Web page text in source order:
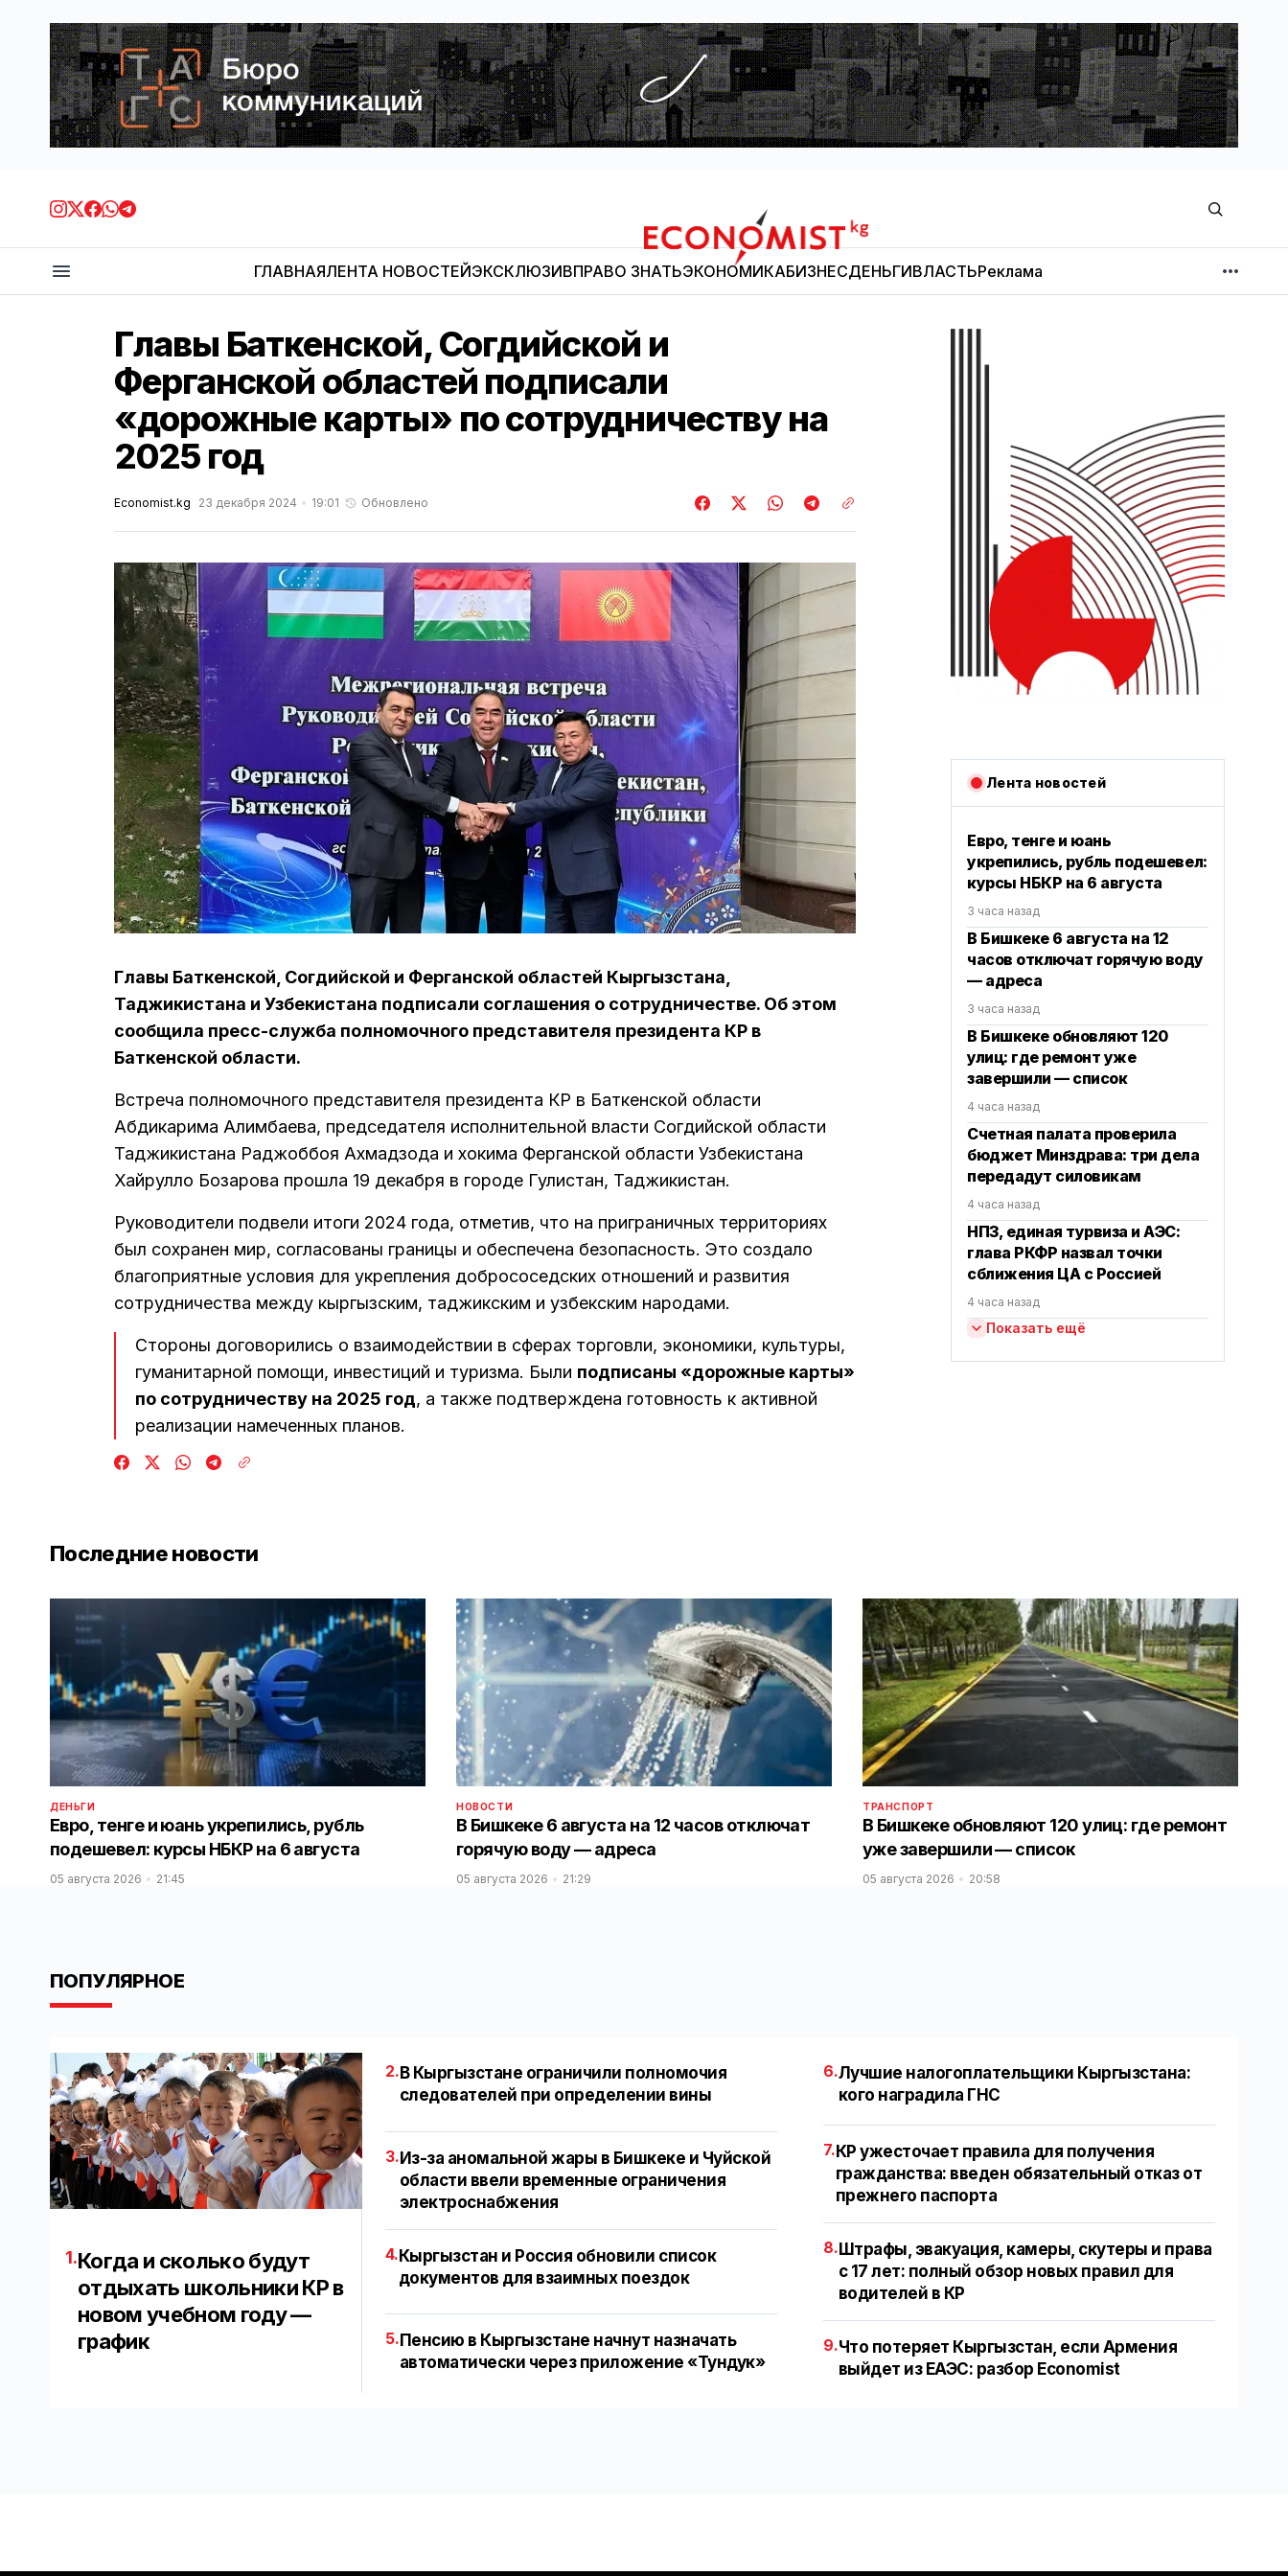
Economist.kg
ГЛАВНАЯЛЕНТА НОВОСТЕЙЭКСКЛЮЗИВПРАВО ЗНАТЬЭКОНОМИКАБИЗНЕСДЕНЬГИВЛАСТЬРеклама
МНЕНИЕ
Главы Баткенской, Согдийской и
Ферганской областей подписали
«дорожные карты» по сотрудничеству на
2025 год
Economist.kg 23 декабря 2024 19:01 Обновлено
Главы Баткенской, Согдийской и Ферганской областей Кыргызстана,
Таджикистана и Узбекистана подписали соглашения о сотрудничестве. Об этом
сообщила пресс-служба полномочного представителя президента КР в
Баткенской области.
Встреча полномочного представителя президента КР в Баткенской области
Абдикарима Алимбаева, председателя исполнительной власти Согдийской области
Таджикистана Раджоббоя Ахмадзода и хокима Ферганской области Узбекистана
Хайрулло Бозарова прошла 19 декабря в городе Гулистан, Таджикистан.
Руководители подвели итоги 2024 года, отметив, что на приграничных территориях
был сохранен мир, согласованы границы и обеспечена безопасность. Это создало
благоприятные условия для укрепления добрососедских отношений и развития
сотрудничества между кыргызским, таджикским и узбекским народами.
Стороны договорились о взаимодействии в сферах торговли, экономики, культуры,
гуманитарной помощи, инвестиций и туризма. Были подписаны «дорожные карты»
по сотрудничеству на 2025 год, а также подтверждена готовность к активной
реализации намеченных планов.
Лента новостей
Евро, тенге и юань
укрепились, рубль подешевел:
курсы НБКР на 6 августа
3 часа назад
В Бишкеке 6 августа на 12
часов отключат горячую воду
— адреса
3 часа назад
В Бишкеке обновляют 120
улиц: где ремонт уже
завершили — список
4 часа назад
Счетная палата проверила
бюджет Минздрава: три дела
передадут силовикам
4 часа назад
НПЗ, единая турвиза и АЭС:
глава РКФР назвал точки
сближения ЦА с Россией
4 часа назад
Показать ещё
Последние новости
ДЕНЬГИ
Евро, тенге и юань укрепились, рубль
подешевел: курсы НБКР на 6 августа
05 августа 2026 21:45
НОВОСТИ
В Бишкеке 6 августа на 12 часов отключат
горячую воду — адреса
05 августа 2026 21:29
ТРАНСПОРТ
В Бишкеке обновляют 120 улиц: где ремонт
уже завершили — список
05 августа 2026 20:58
ПОПУЛЯРНОЕ
1.Когда и сколько будут
отдыхать школьники КР в
новом учебном году —
график
2. В Кыргызстане ограничили полномочия
следователей при определении вины
3.Из-за аномальной жары в Бишкеке и Чуйской
области ввели временные ограничения
электроснабжения
4.Кыргызстан и Россия обновили список
документов для взаимных поездок
5. Пенсию в Кыргызстане начнут назначать
автоматически через приложение «Тундук»
6.Лучшие налогоплательщики Кыргызстана:
кого наградила ГНС
7. КР ужесточает правила для получения
гражданства: введен обязательный отказ от
прежнего паспорта
8. Штрафы, эвакуация, камеры, скутеры и права
с 17 лет: полный обзор новых правил для
водителей в КР
9.Что потеряет Кыргызстан, если Армения
выйдет из ЕАЭС: разбор Economist